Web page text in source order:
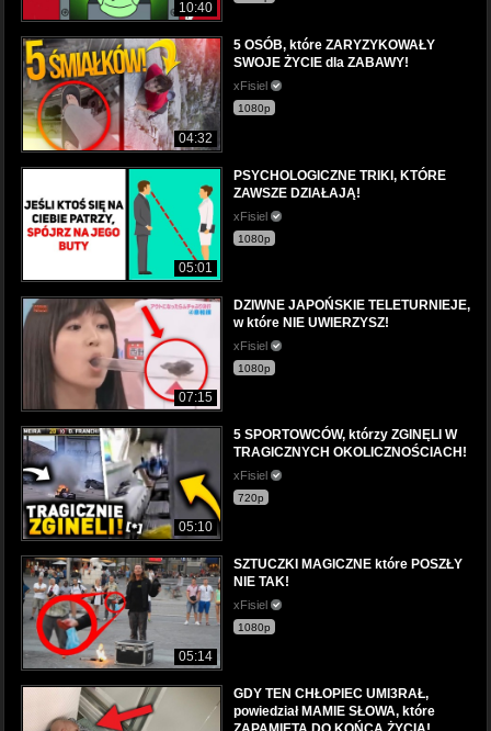
10:40
04:32
5 OSÓB, które ZARYZYKOWAŁY
SWOJE ŻYCIE dla ZABAWY!
xFisiel
1080p
05:01
PSYCHOLOGICZNE TRIKI, KTÓRE
ZAWSZE DZIAŁAJĄ!
xFisiel
1080p
07:15
DZIWNE JAPOŃSKIE TELETURNIEJE,
w które NIE UWIERZYSZ!
xFisiel
1080p
05:10
5 SPORTOWCÓW, którzy ZGINĘLI W
TRAGICZNYCH OKOLICZNOŚCIACH!
xFisiel
720p
05:14
SZTUCZKI MAGICZNE które POSZŁY
NIE TAK!
xFisiel
1080p
GDY TEN CHŁOPIEC UMI3RAŁ,
powiedział MAMIE SŁOWA, które